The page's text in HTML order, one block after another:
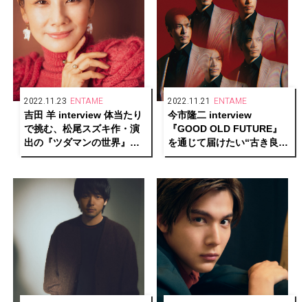
2022.11.23 ENTAME
吉田 羊 interview 体当たり
で挑む、松尾スズキ作・演
出の『ツダマンの世界』。
ストイックに突き進む先に
方
2022.11.21 ENTAME
今市隆二 interview
『GOOD OLD FUTURE』
を通じて届けたい“古き良き
未来”――時代の変化に捉わ